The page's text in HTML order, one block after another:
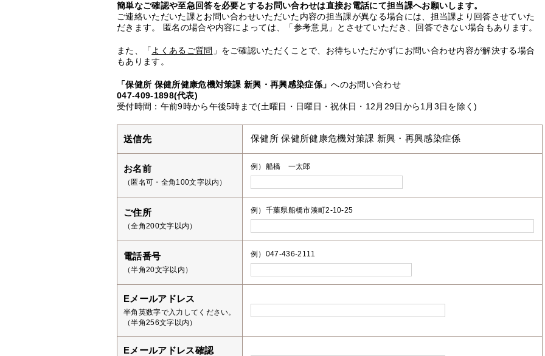
簡単なご確認や至急回答を必要とするお問い合わせは直接お電話にて担当課へお願いします。
ご連絡いただいた課とお問い合わせいただいた内容の担当課が異なる場合には、担当課より回答させていた
だきます。 匿名の場合や内容によっては、「参考意見」とさせていただき、回答できない場合もあります。
また、「 よくあるご質問 」をご確認いただくことで、お待ちいただかずにお問い合わせ内容が解決する場合
もあります。
「保健所 保健所健康危機対策課 新興・再興感染症係」へのお問い合わせ
047-409-1898(代表)
受付時間：午前9時から午後5時まで(土曜日・日曜日・祝休日・12月29日から1月3日を除く)
送信先 保健所 保健所健康危機対策課 新興・再興感染症係
お名前
（匿名可・全角100文字以内）
例）船橋 一太郎
ご住所
（全角200文字以内）
例）千葉県船橋市湊町2-10-25
電話番号
（半角20文字以内）
例）047-436-2111
Eメールアドレス
半角英数字で入力してください。
（半角256文字以内）
Eメールアドレス確認